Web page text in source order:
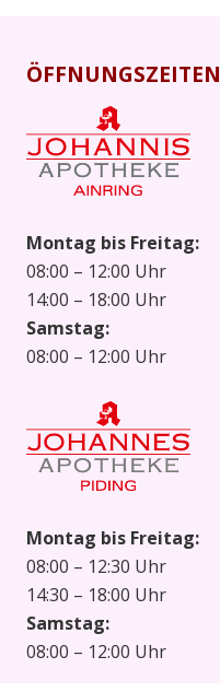
ÖFFNUNGSZEITEN
Montag bis Freitag:
08:00 – 12:00 Uhr
14:00 – 18:00 Uhr
Samstag:
08:00 – 12:00 Uhr
Montag bis Freitag:
08:00 – 12:30 Uhr
14:30 – 18:00 Uhr
Samstag:
08:00 – 12:00 Uhr